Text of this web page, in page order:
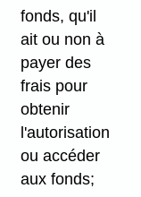
fonds, qu'il
ait ou non à
payer des
frais pour
obtenir
l'autorisation
ou accéder
aux fonds;